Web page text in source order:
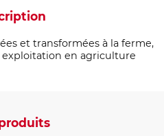
et transformées à la ferme,
exploitation en agriculture